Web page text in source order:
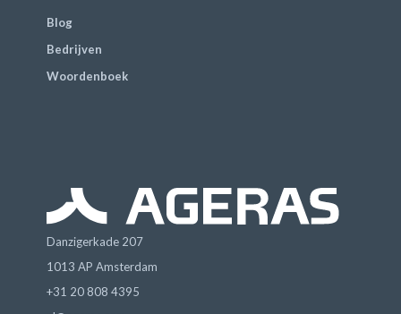
Blog
Bedrijven
Woordenboek
Danzigerkade 207
1013 AP Amsterdam
+31 20 808 4395